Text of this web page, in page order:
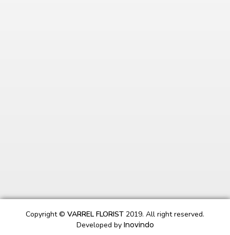
Copyright © VARREL FLORIST 2019. All right reserved.
Developed by Inovindo